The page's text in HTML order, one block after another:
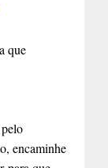
que
encaminhe